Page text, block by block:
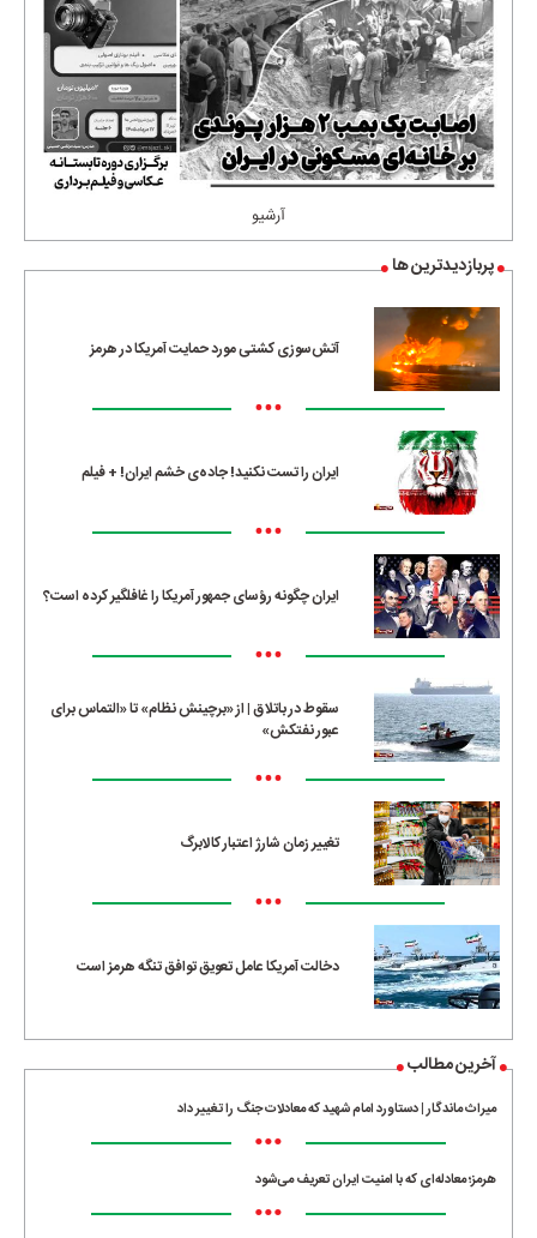
آرشیو
پربازدیدترین ها
آتش‌سوزی کشتی مورد حمایت آمریکا در هرمز
•••
ایران را تست نکنید! جاده‌ی خشم ایران! + فیلم
•••
ایران چگونه رؤسای جمهور آمریکا را غافلگیر کرده است؟
•••
سقوط در باتلاق | از «برچینش نظام» تا «التماس برای
عبور نفتکش»
•••
تغییر زمان شارژ اعتبار کالابرگ
•••
دخالت آمریکا عامل تعویق توافق تنگه هرمز است
آخرین مطالب
میراث ماندگار | دستاورد امام شهید که معادلات جنگ را تغییر داد
•••
هرمز؛ معادله‌ای که با امنیت ایران تعریف می‌شود
•••